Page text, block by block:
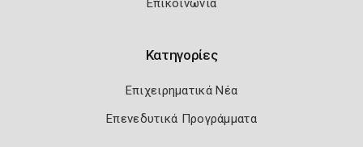
Επικοινωνία
Κατηγορίες
Επιχειρηματικά Νέα
Επενεδυτικά Προγράμματα